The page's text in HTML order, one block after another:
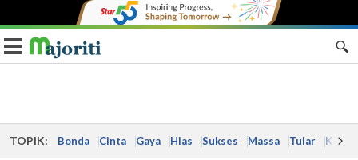
Toggle navigation
TOPIK: Bonda Cinta Gaya Hias Sukses Massa Tular Kes